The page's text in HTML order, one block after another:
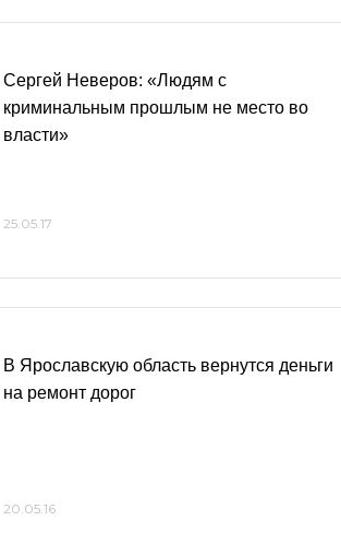
Сергей Неверов: «Людям с
криминальным прошлым не место во
власти»
25.05.17
В Ярославскую область вернутся деньги
на ремонт дорог
20.05.16